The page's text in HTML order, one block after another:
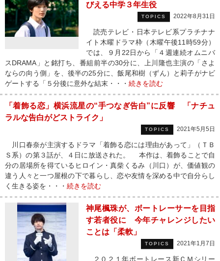
びえる中学３年生役
TOPICS 2022年8月31日
読売テレビ・日本テレビ系プラチナナ
イト木曜ドラマ枠（木曜午後11時59分）
では、９月22日から「４週連続オムニバ
スDRAMA」と銘打ち、番組前半の30分に、上川隆也主演の「さよ
ならの向う側」を、後半の25分に、飯尾和樹（ずん）と莉子がナビ
ゲートする「５分後に意外な結末・・・ 続きを読む
「着飾る恋」横浜流星の“手つなぎ告白”に反響 「ナチュ
ラルな告白がどストライク」
TOPICS 2021年5月5日
川口春奈が主演するドラマ「着飾る恋には理由があって」（ＴＢ
Ｓ系）の第３話が、４日に放送された。 本作は、着飾ることで自
分の居場所を得ているヒロイン・真柴くるみ（川口）が、価値観の
違う人々と一つ屋根の下で暮らし、恋や友情を深める中で自分らし
く生きる姿を・・・ 続きを読む
神尾楓珠が、ボートレーサーを目指
す若者役に 今年チャレンジしたい
ことは「柔軟」
TOPICS 2021年1月7日
２０２１年ボートレース新ＣＭシリー